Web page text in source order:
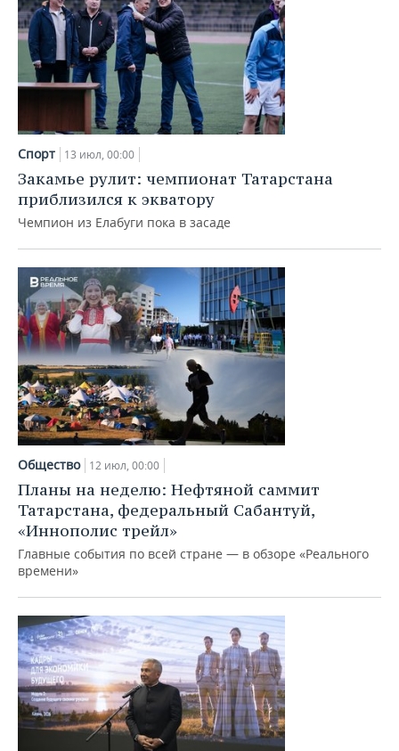
Спорт 13 июл, 00:00
Закамье рулит: чемпионат Татарстана
приблизился к экватору
Чемпион из Елабуги пока в засаде
Общество 12 июл, 00:00
Планы на неделю: Нефтяной саммит
Татарстана, федеральный Сабантуй,
«Иннополис трейл»
Главные события по всей стране — в обзоре «Реального
времени»